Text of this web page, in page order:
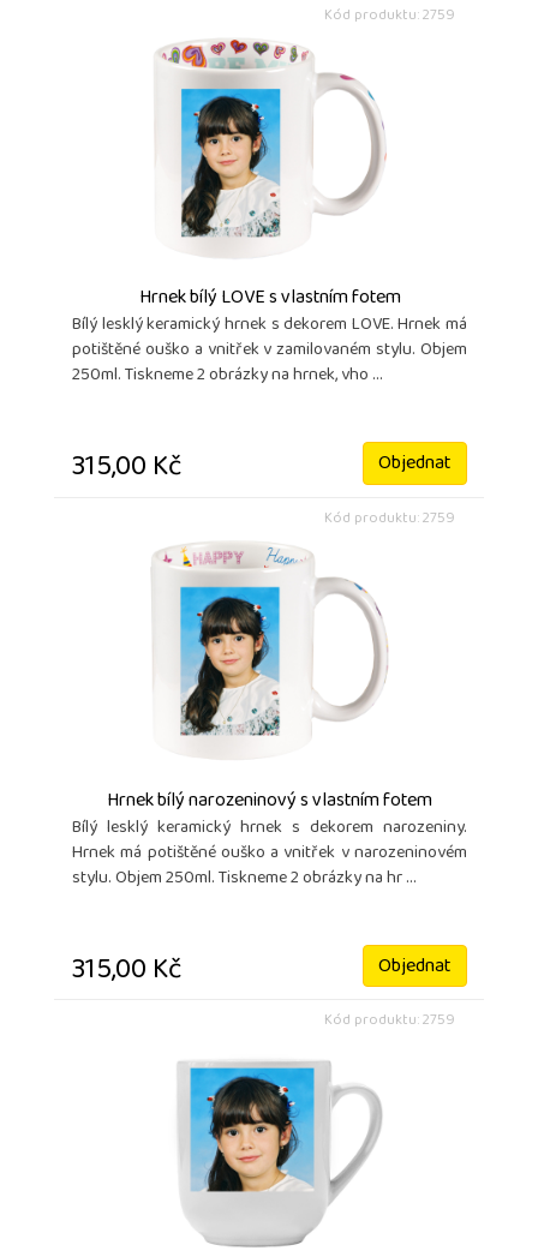
Kód produktu: 2759
Hrnek bílý LOVE s vlastním fotem
Bílý lesklý keramický hrnek s dekorem LOVE. Hrnek má
potištěné ouško a vnitřek v zamilovaném stylu. Objem
250ml. Tiskneme 2 obrázky na hrnek, vho ...
315,00 Kč Objednat
Kód produktu: 2759
Hrnek bílý narozeninový s vlastním fotem
Bílý lesklý keramický hrnek s dekorem narozeniny.
Hrnek má potištěné ouško a vnitřek v narozeninovém
stylu. Objem 250ml. Tiskneme 2 obrázky na hr ...
315,00 Kč Objednat
Kód produktu: 2759